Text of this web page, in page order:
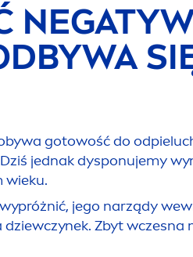
gotowość do
jednak dysponujemy
wieku.
jego narządy
Zbyt